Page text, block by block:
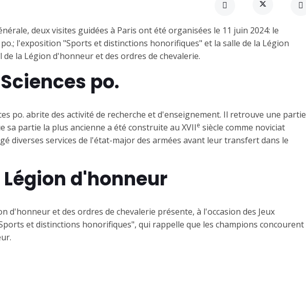
deux visites guidées à Paris ont été organisées le 11 juin 2024: le
po.; l'exposition "Sports et distinctions honorifiques" et la salle de la Légion
la Légion d'honneur et des ordres de chevalerie.
po.
po. abrite des activité de recherche et d'enseignement. Il retrouve une partie
sa partie la plus ancienne a été construite au XVIIe siècle comme noviciat
diverses services de l'état-major des armées avant leur transfert dans le
d'honneur
d'honneur et des ordres de chevalerie présente, à l'occasion des Jeux
et distinctions honorifiques", qui rappelle que les champions concourent